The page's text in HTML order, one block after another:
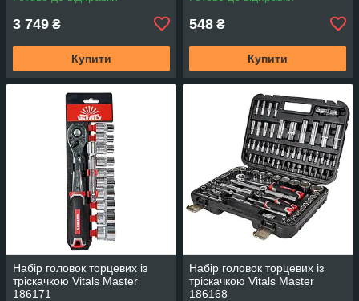
3 749 ₴
Купити
548 ₴
Купити
Набір головок торцевих із
тріскачкою Vitals Master
186171
Набір головок торцевих із
тріскачкою Vitals Master
186168